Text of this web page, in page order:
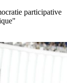
participative